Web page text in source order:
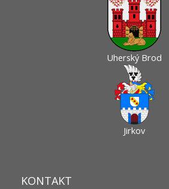
Uherský Brod
Jirkov
KONTAKT